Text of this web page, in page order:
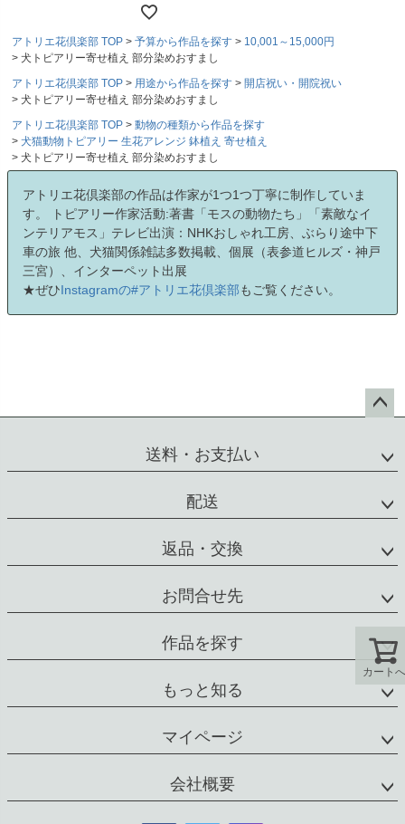
アトリエ花倶楽部 TOP 予算から作品を探す
10,001～15,000円
犬トピアリー寄せ植え 部分染めおすまし
アトリエ花倶楽部 TOP
用途から作品を探す
開店祝い・開院祝い
犬トピアリー寄せ植え 部分染めおすまし
アトリエ花倶楽部 TOP
動物の種類から作品を探す
犬猫動物トピアリー 生花アレンジ 鉢植え 寄せ植え
犬トピアリー寄せ植え 部分染めおすまし
アトリエ花倶楽部の作品は作家が1つ1つ丁寧に制作していま
す。 トピアリー作家活動:著書「モスの動物たち」「素敵なイ
ンテリアモス」テレビ出演：NHKおしゃれ工房、ぶらり途中下
車の旅 他、犬猫関係雑誌多数掲載、個展（表参道ヒルズ・神戸
三宮）、インターペット出展
★ぜひInstagramの#アトリエ花倶楽部もご覧ください。
ップ
送料・お支払い
配送
返品・交換
お問合せ先
作品を探す
もっと知る
マイページ
会社概要
カートへ